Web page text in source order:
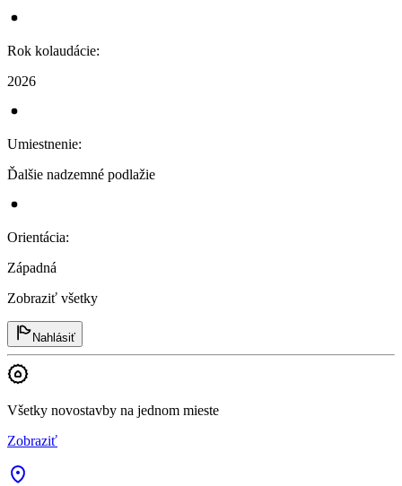
Rok kolaudácie:
2026
Umiestnenie:
Ďalšie nadzemné podlažie
Orientácia:
Západná
Zobraziť všetky
Nahlásiť
Všetky novostavby na jednom mieste
Zobraziť